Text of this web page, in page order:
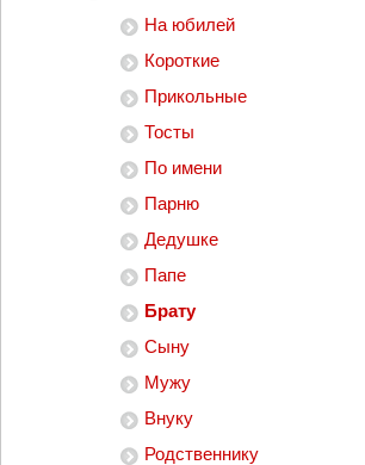
На юбилей
Короткие
Прикольные
Тосты
По имени
Парню
Дедушке
Папе
Брату
Сыну
Мужу
Внуку
Родственнику